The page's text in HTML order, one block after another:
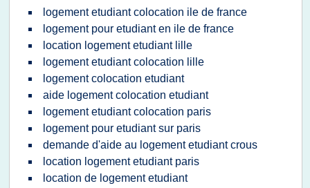
logement etudiant colocation ile de france
logement pour etudiant en ile de france
location logement etudiant lille
logement etudiant colocation lille
logement colocation etudiant
aide logement colocation etudiant
logement etudiant colocation paris
logement pour etudiant sur paris
demande d'aide au logement etudiant crous
location logement etudiant paris
location de logement etudiant